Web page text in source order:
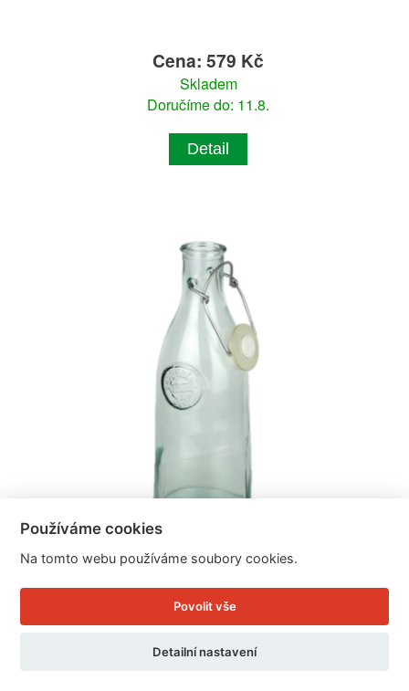
Cena: 579 Kč
Skladem
Doručíme do: 11.8.
Detail
Cena: 249 Kč
Používáme cookies
Na tomto webu používáme soubory cookies.
Povolit vše
Detailní nastavení